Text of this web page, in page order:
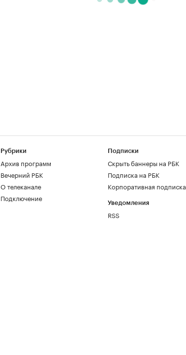
Рубрики
Архив программ
Вечерний РБК
О телеканале
Подключение
Подписки
Скрыть баннеры на РБК
Подписка на РБК
Корпоративная подписка
Уведомления
RSS